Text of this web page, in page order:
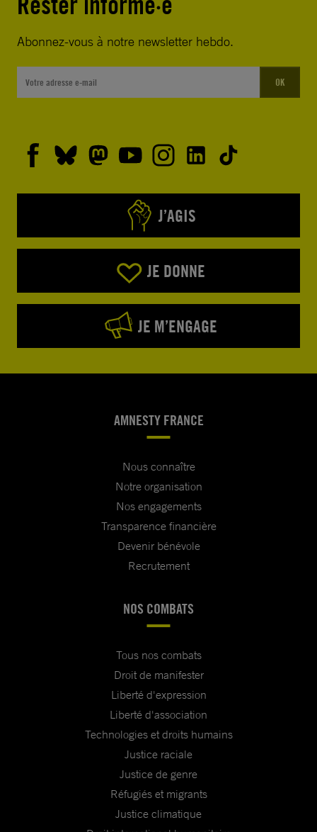
Abonnez-vous à notre newsletter hebdo.
OK
J’AGIS
JE DONNE
JE M’ENGAGE
AMNESTY FRANCE
Nous connaître
Notre organisation
Nos engagements
Transparence financière
Devenir bénévole
Recrutement
NOS COMBATS
Tous nos combats
Droit de manifester
Liberté d'expression
Liberté d'association
Technologies et droits humains
Justice raciale
Justice de genre
Réfugiés et migrants
Justice climatique